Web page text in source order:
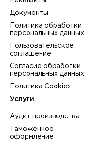
Документы
Политика обработки
персональных данных
Пользовательское
соглашение
Согласие обработки
персональных данных
Политика Cookies
Услуги
Аудит производства
Таможенное
оформление